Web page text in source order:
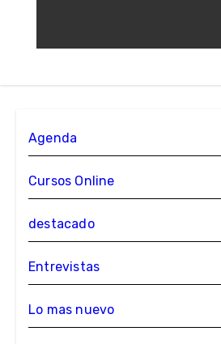
Agenda
Cursos Online
destacado
Entrevistas
Lo mas nuevo